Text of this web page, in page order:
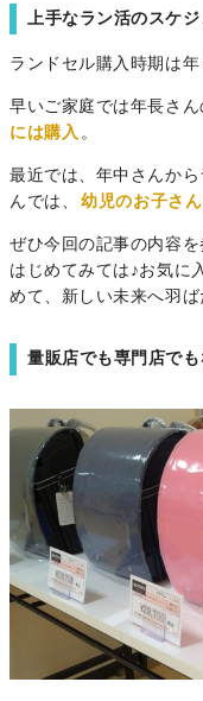
上手なラン活のスケ
ランドセル購入時期は
早いご家庭では年長さん
には購入 。
最近では、年中さんか
んでは、
幼児のお子さ
ぜひ今回の記事の内容
はじめてみては♪お気に
めて、新しい未来へ羽ば
量販店でも専門店で